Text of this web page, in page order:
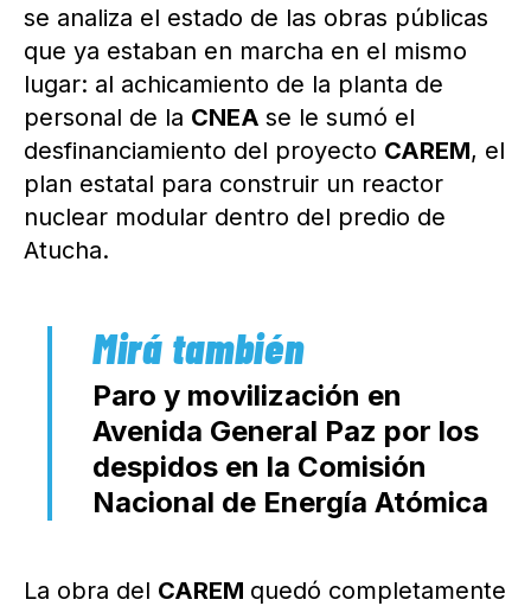
se analiza el estado de las obras públicas
que ya estaban en marcha en el mismo
lugar: al achicamiento de la planta de
personal de la CNEA se le sumó el
desfinanciamiento del proyecto CAREM, el
plan estatal para construir un reactor
nuclear modular dentro del predio de
Atucha.
Paro y movilización en
Avenida General Paz por los
despidos en la Comisión
Nacional de Energía Atómica
La obra del CAREM quedó completamente